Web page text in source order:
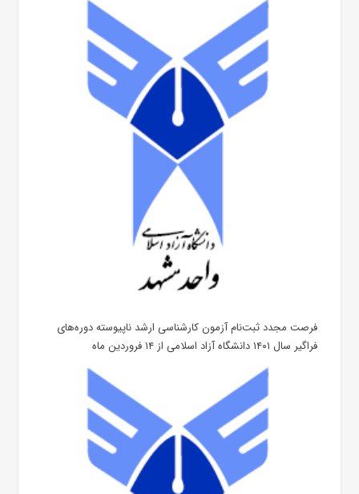
فرصت مجدد ثبت‌نام آزمون کارشناسی ارشد ناپیوسته دوره‌های
فراگیر سال ۱۴۰۱ دانشگاه آزاد اسلامی از ۱۴ فروردین ماه